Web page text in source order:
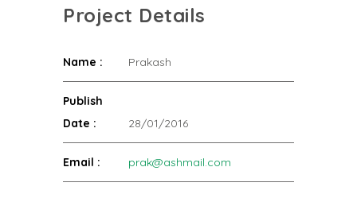
Project Details
Name : Prakash
Publish
Date :
28/01/2016
Email : prak@ashmail.com